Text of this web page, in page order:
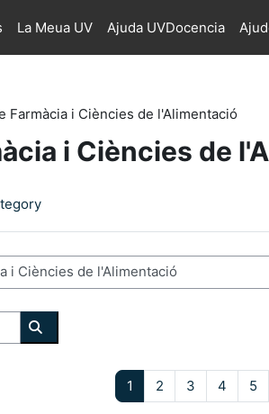
La Meua UV Ajuda UVDocencia
Farmàcia i Ciències de l'Alimentació
i Ciències de
Cerca cursos
1 Pàgina 1
2Pàgina 2
3Pàgina 3
4 5